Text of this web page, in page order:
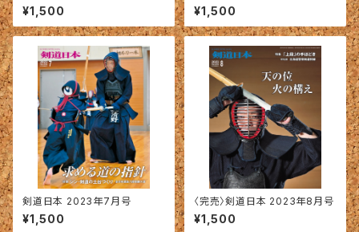
¥1,500 ¥1,500
剣道日本 2023年7月号
¥1,500
〈完売〉剣道日本 2023年8月号
¥1,500